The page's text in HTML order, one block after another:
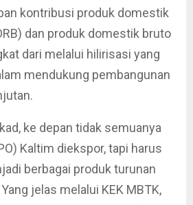
kontribusi produk domestik
dan produk domestik bruto
dari melalui hilirisasi yang
mendukung pembangunan
ke depan tidak semuanya
Kaltim diekspor, tapi harus
berbagai produk turunan
jelas melalui KEK MBTK,